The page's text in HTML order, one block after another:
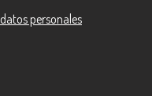
personales